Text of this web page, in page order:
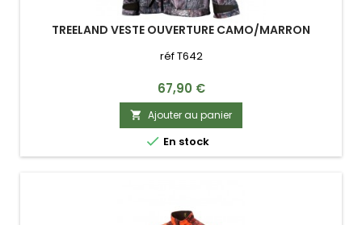
TREELAND VESTE OUVERTURE CAMO/MARRON
réf T642
Prix
67,90 €
 Ajouter au panier
 En stock